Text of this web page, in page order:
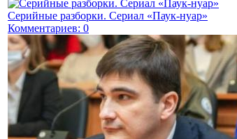
Серийные разборки. Сериал «Паук-нуар»
Комментариев: 0